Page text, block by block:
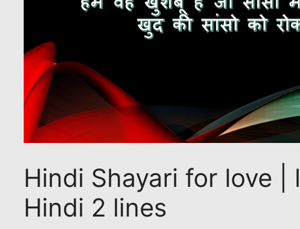
Hindi Shayari for love |
Hindi 2 lines